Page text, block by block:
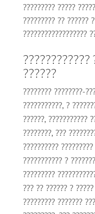
????????? ?????
????????? ?? ??????
??????????????????
????????????
??????
???????? ????????-
???????????, ?
??????, ???????????
????????, ???
??????????
??????????? ?
?????????
??? ?? ?????? ?
????????? ???????